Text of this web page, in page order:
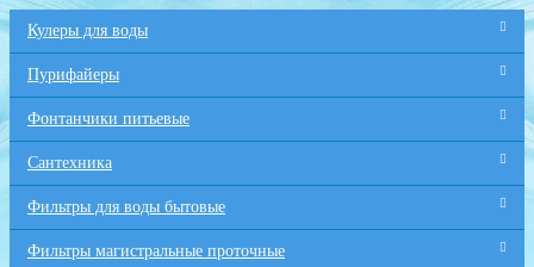
Кулеры для воды
Пурифайеры
Фонтанчики питьевые
Сантехника
Фильтры для воды бытовые
Фильтры магистральные проточные